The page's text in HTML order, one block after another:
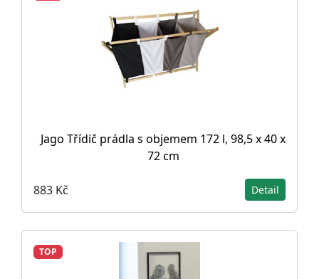
Jago Třídič prádla s objemem 172 l, 98,5 x 40 x
72 cm
883 Kč Detail
TOP